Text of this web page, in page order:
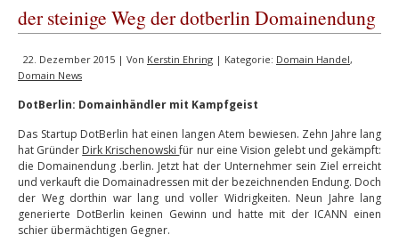
der steinige Weg der dotberlin Domainendung
22. Dezember 2015 | Von Kerstin Ehring | Kategorie: Domain Handel,
Domain News
DotBerlin: Domainhändler mit Kampfgeist
Das Startup DotBerlin hat einen langen Atem bewiesen. Zehn Jahre lang
hat Gründer Dirk Krischenowskifür nur eine Vision gelebt und gekämpft:
die Domainendung .berlin. Jetzt hat der Unternehmer sein Ziel erreicht
und verkauft die Domainadressen mit der bezeichnenden Endung. Doch
der Weg dorthin war lang und voller Widrigkeiten. Neun Jahre lang
generierte DotBerlin keinen Gewinn und hatte mit der ICANN einen
schier übermächtigen Gegner.